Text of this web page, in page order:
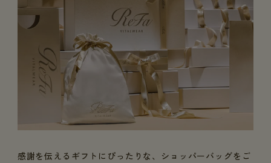
感謝を伝えるギフトにぴったりな、ショッパーバッグをご